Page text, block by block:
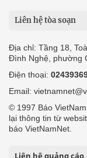
Liên hệ tòa soạn
Địa chỉ: Tầng 18,
Đình Nghệ, phường
Điện thoại:
Email:
© 1997 Báo
lại thông tin từ
báo VietNamNet.
Liên hệ quảng cáo